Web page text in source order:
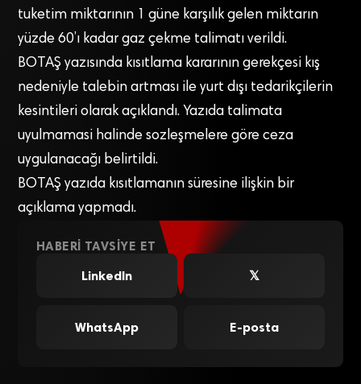
tuketim miktarının 1 güne karşılık gelen miktarın
yüzde 60’ı kadar gaz çekme talimatı verildi.
BOTAŞ yazısında kısıtlama kararının gerekçesi kış
nedeniyle talebin artması ile yurt dışı tedarikçilerin
kesintileri olarak açıklandı. Yazıda talimata
uyulmamasi halinde sozleşmelere göre ceza
uygulanacağı belirtildi.
BOTAŞ yazıda kısıtlamanın süresine ilişkin bir
açıklama yapmadı.
HABERI TAVSIYE ET
LinkedIn
𝕏
WhatsApp E-posta